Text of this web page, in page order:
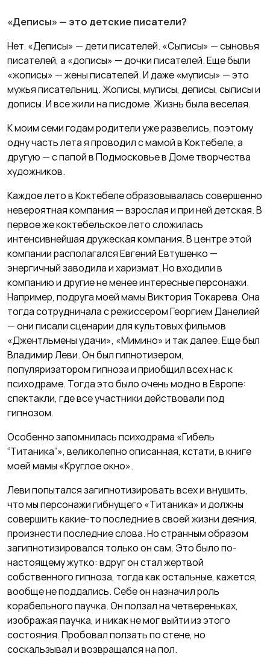
«Деписы» — это детские писатели?
Нет. «Деписы» — дети писателей. «Сыписы» — сыновья
писателей, а «дописы» — дочки писателей. Еще были
«жописы» — жены писателей. И даже«муписы» — это
мужья писательниц. Жописы, муписы, деписы, сыписы и
дописы. И все жили на писдоме. Жизнь была веселая.
К моим семи годам родители уже развелись, поэтому
одну часть лета я проводил с мамой в Коктебеле, а
другую — с папой в Подмосковье в Доме творчества
художников.
Каждое лето в Коктебеле образовывалась совершенно
невероятная компания — взрослая и при ней детская. В
первое же коктебельское лето сложилась
интенсивнейшая дружеская компания. В центре этой
компании располагался Евгений Евтушенко —
энергичный заводила и харизмат. Но входили в
компанию и другие не менее интересные персонажи.
Например, подруга моей мамы Виктория Токарева. Она
тогда сотрудничала с режиссером Георгием Данелией
— они писали сценарии для культовых фильмов
«Джентльмены удачи», «Мимино» и так далее. Еще был
Владимир Леви. Он был гипнотизером,
популяризатором гипноза и приобщил всех нас к
психодраме. Тогда это было очень модно в Европе:
спектакли, где все участники действовали под
гипнозом.
Особенно запомнилась психодрама «Гибель
“Титаника”», великолепно описанная, кстати, в книге
моей мамы «Круглое окно».
Леви попытался загипнотизировать всех и внушить,
что мы персонажи гибнущего «Титаника» и должны
совершить какие-то последние в своей жизни деяния,
произнести последние слова. Но странным образом
загипнотизировался только он сам. Это было по-
настоящему жутко: вдруг он стал жертвой
собственного гипноза, тогда как остальные, кажется,
вообще не поддались. Себе он назначил роль
корабельного паучка. Он ползал на четвереньках,
изображая паучка, и никак не мог выйти из этого
состояния. Пробовал ползать по стене, но
соскальзывал и возвращался на пол.